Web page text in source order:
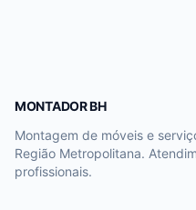
MONTADOR BH
Montagem de móveis e
Região Metropolitana.
profissionais.